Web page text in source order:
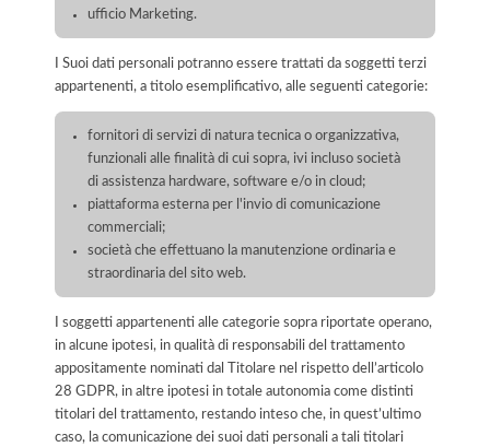
ufficio Marketing.
I Suoi dati personali potranno essere trattati da soggetti terzi
appartenenti, a titolo esemplificativo, alle seguenti categorie:
fornitori di servizi di natura tecnica o organizzativa,
funzionali alle finalità di cui sopra, ivi incluso società
di assistenza hardware, software e/o in cloud;
piattaforma esterna per l'invio di comunicazione
commerciali;
società che effettuano la manutenzione ordinaria e
straordinaria del sito web.
I soggetti appartenenti alle categorie sopra riportate operano,
in alcune ipotesi, in qualità di responsabili del trattamento
appositamente nominati dal Titolare nel rispetto dell’articolo
28 GDPR, in altre ipotesi in totale autonomia come distinti
titolari del trattamento, restando inteso che, in quest’ultimo
caso, la comunicazione dei suoi dati personali a tali titolari